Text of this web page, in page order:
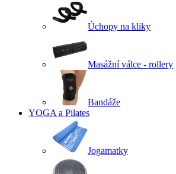
Úchopy na kliky
Masážní válce - rollery
Bandáže
YOGA a Pilates
Jogamatky